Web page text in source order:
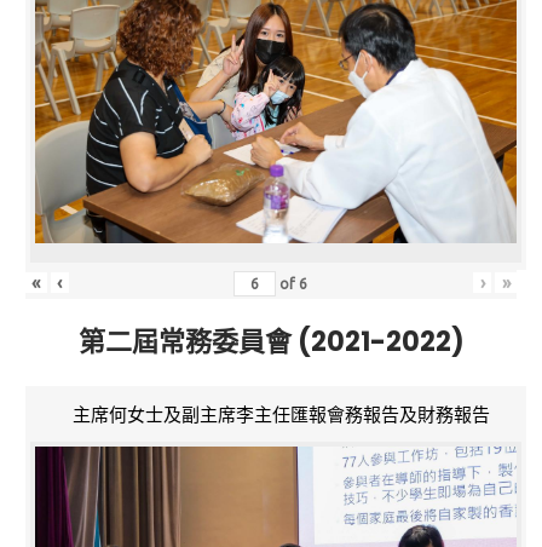
« ‹ of 6 › »
第二屆常務委員會 (2021-2022)
主席何女士及副主席李主任匯報會務報告及財務報告